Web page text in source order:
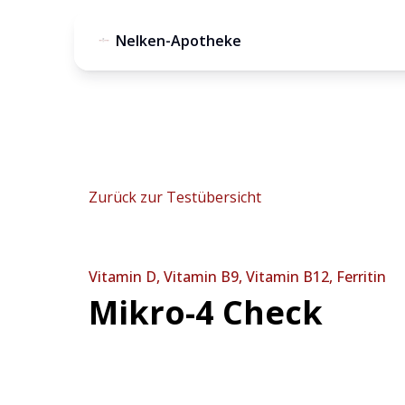
Nelken-Apotheke
Zurück zur Testübersicht
Vitamin D, Vitamin B9, Vitamin B12, Ferritin
Mikro-4 Check